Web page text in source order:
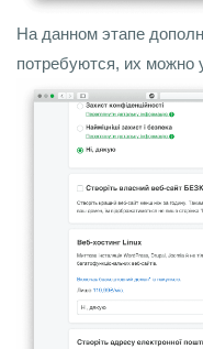
На данном этапе
потребуются, их можно